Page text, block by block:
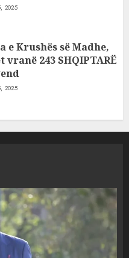
2025
e Krushës së Madhe,
vranë 243 SHQIPTARË
2025